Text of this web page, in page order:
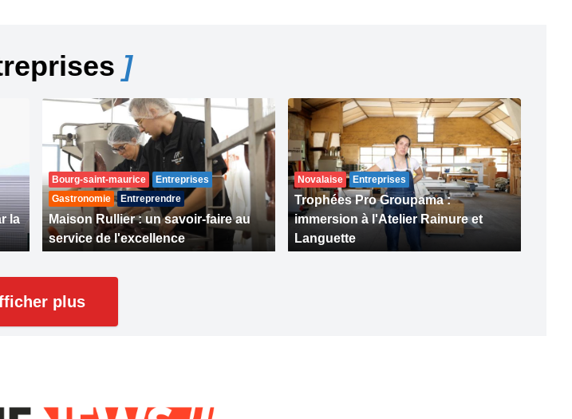
]
la
Bourg-saint-maurice
Entreprises
Gastronomie
Entreprendre
Maison Rullier : un savoir-faire au
service de l'excellence
Novalaise Entreprises
Trophées Pro Groupama :
immersion à l'Atelier Rainure et
Languette
plus